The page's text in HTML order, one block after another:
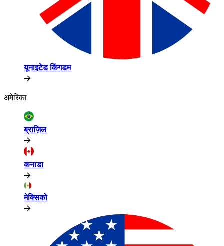
यूनाइटेड किंगडम​​
अमेरिका​​
ब्राज़िल​​
कनाडा​​
मेक्सिको​​